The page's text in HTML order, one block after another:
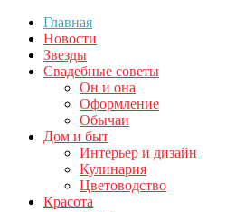
Главная
Новости
Звезды
Свадебные советы
Он и она
Оформление
Обычаи
Дом и быт
Интерьер и дизайн
Кулинария
Цветоводство
Красота